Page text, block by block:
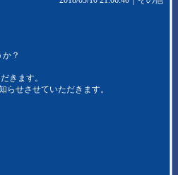
？
きます。
せさせていただきます。